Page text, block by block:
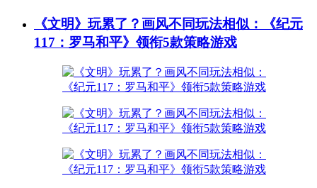
《文明》玩累了？画风不同玩法相似：《纪元
117：罗马和平》领衔5款策略游戏